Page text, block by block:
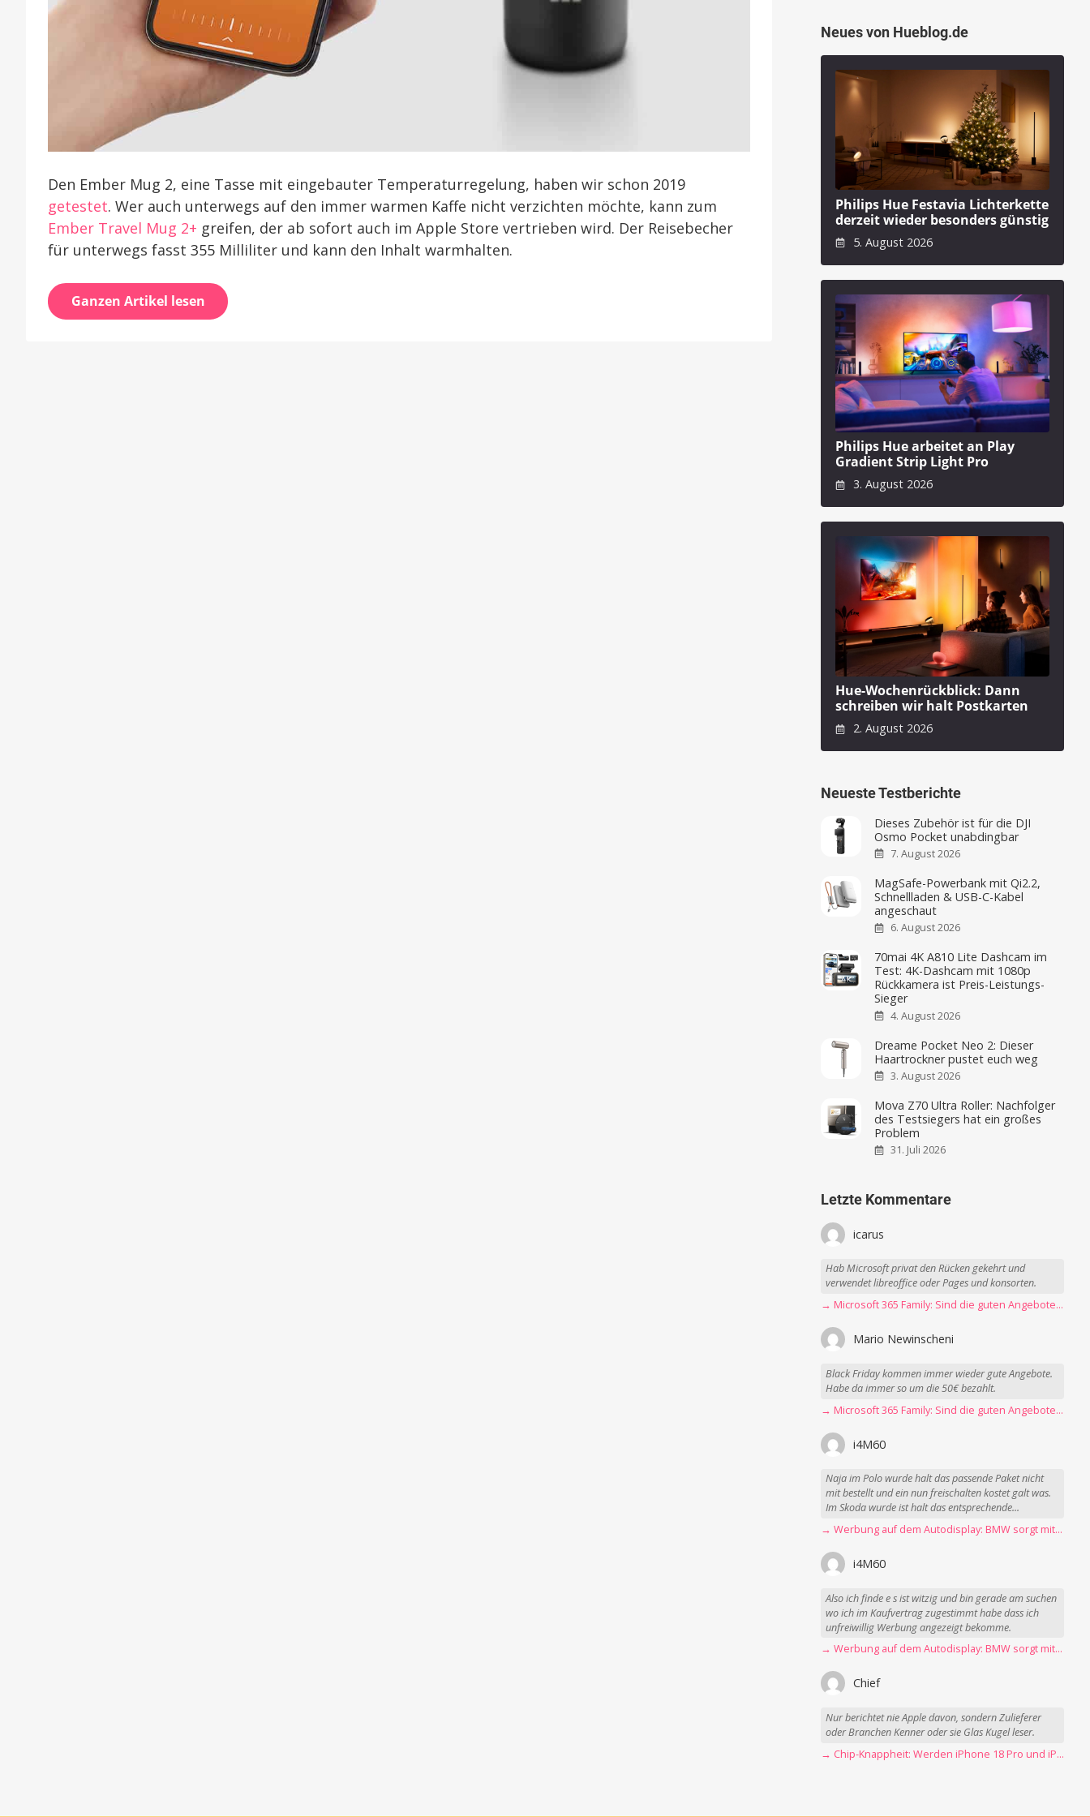
Den Ember Mug 2, eine Tasse mit eingebauter Temperaturregelung, haben wir schon 2019
getestet. Wer auch unterwegs auf den immer warmen Kaffe nicht verzichten möchte, kann zum
Ember Travel Mug 2+ greifen, der ab sofort auch im Apple Store vertrieben wird. Der Reisebecher
für unterwegs fasst 355 Milliliter und kann den Inhalt warmhalten.
Ganzen Artikel lesen
Neues von Hueblog.de
Philips Hue Festavia Lichterkette
derzeit wieder besonders günstig
5. August 2026
Philips Hue arbeitet an Play
Gradient Strip Light Pro
3. August 2026
Hue-Wochenrückblick: Dann
schreiben wir halt Postkarten
2. August 2026
Neueste Testberichte
Dieses Zubehör ist für die DJI
Osmo Pocket unabdingbar
7. August 2026
MagSafe-Powerbank mit Qi2.2,
Schnellladen & USB-C-Kabel
angeschaut
6. August 2026
70mai 4K A810 Lite Dashcam im
Test: 4K-Dashcam mit 1080p
Rückkamera ist Preis-Leistungs-
Sieger
4. August 2026
Dreame Pocket Neo 2: Dieser
Haartrockner pustet euch weg
3. August 2026
Mova Z70 Ultra Roller: Nachfolger
des Testsiegers hat ein großes
Problem
31. Juli 2026
Letzte Kommentare
icarus
Hab Microsoft privat den Rücken gekehrt und
verwendet libreoffice oder Pages und konsorten.
→ Microsoft 365 Family: Sind die guten Angebote vorbei?
Mario Newinscheni
Black Friday kommen immer wieder gute Angebote.
Habe da immer so um die 50€ bezahlt.
→ Microsoft 365 Family: Sind die guten Angebote vorbei?
i4M60
Naja im Polo wurde halt das passende Paket nicht
mit bestellt und ein nun freischalten kostet galt was.
Im Skoda wurde ist halt das entsprechende...
→ Werbung auf dem Autodisplay: BMW sorgt mit Spider-Man-Werbung für scharfe Kritik
i4M60
Also ich finde e s ist witzig und bin gerade am suchen
wo ich im Kaufvertrag zugestimmt habe dass ich
unfreiwillig Werbung angezeigt bekomme.
→ Werbung auf dem Autodisplay: BMW sorgt mit Spider-Man-Werbung für scharfe Kritik
Chief
Nur berichtet nie Apple davon, sondern Zulieferer
oder Branchen Kenner oder sie Glas Kugel leser.
→ Chip-Knappheit: Werden iPhone 18 Pro und iPhone Ultra rechtzeitig fertig?